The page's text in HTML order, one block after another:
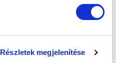
Részletek megjelenítése